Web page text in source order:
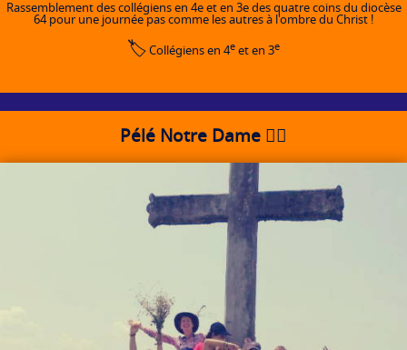
Rassemblement des collégiens en 4e et en 3e des quatre coins du diocèse
64 pour une journée pas comme les autres à l'ombre du Christ !
🏷️ Collégiens en 4e et en 3e
Pélé Notre Dame 🚶‍♀️